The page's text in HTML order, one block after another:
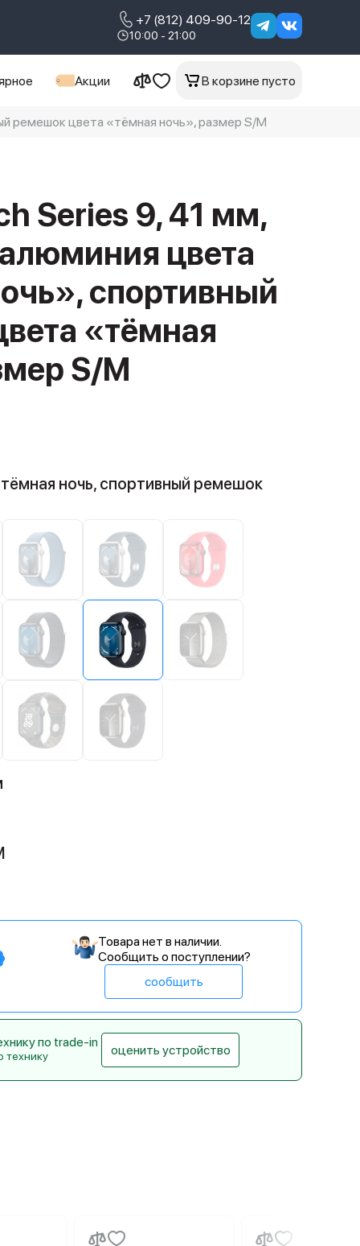
+7 (812) 409-90-12
10:00 - 21:00
Акции В корзине пусто
ремешок цвета «тёмная ночь», размер S/M
Series 9, 41 мм,
цвета
спортивный
«тёмная
S/M
ночь, спортивный ремешок
Товара нет в наличии.
Сообщить о поступлении?
сообщить
по trade-in
технику оценить устройство